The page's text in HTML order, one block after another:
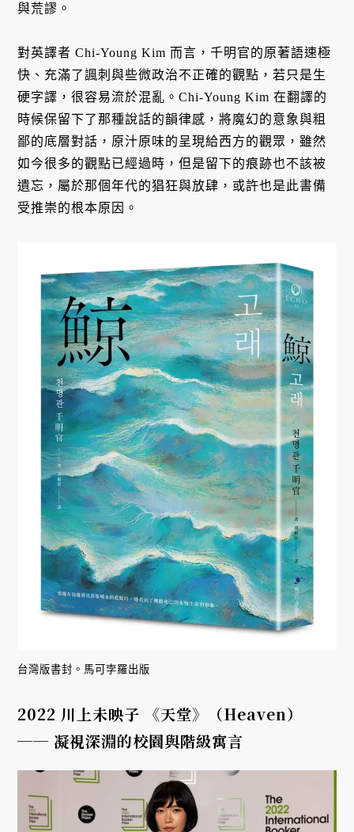
與荒謬。
對英譯者 Chi-Young Kim 而言，千明官的原著語速極
快、充滿了諷刺與些微政治不正確的觀點，若只是生
硬字譯，很容易流於混亂。Chi-Young Kim 在翻譯的
時候保留下了那種說話的韻律感，將魔幻的意象與粗
鄙的底層對話，原汁原味的呈現給西方的觀眾，雖然
如今很多的觀點已經過時，但是留下的痕跡也不該被
遺忘，屬於那個年代的猖狂與放肆，或許也是此書備
受推崇的根本原因。
台灣版書封。馬可孛羅出版
2022 川上未映子 《天堂》（Heaven）
── 凝視深淵的校園與階級寓言